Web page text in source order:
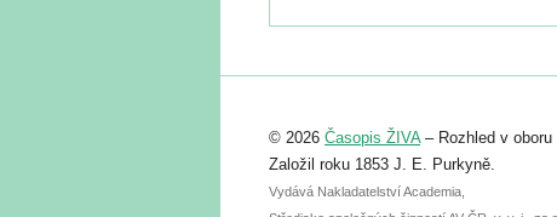
Registrovat se můžete do 6. září.
abstraktu přihlášené přednášky nebo
posteru je už 30. června.
© 2026 Časopis ŽIVA– Rozhled v oboru
Založil roku 1853 J. E. Purkyně.
Vydává Nakladatelství Academia,